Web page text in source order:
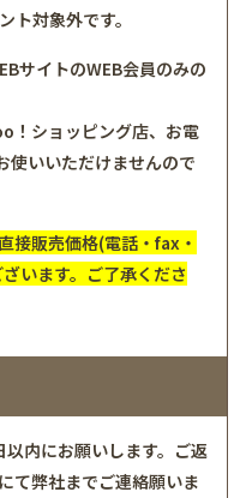
ト対象外です。
サイトのWEB会員のみの
！ショッピング店、お電
使いいただけませんので
接販売価格(電話・fax・
います。ご了承くださ
内にお願いします。ご返
て弊社までご連絡願いま